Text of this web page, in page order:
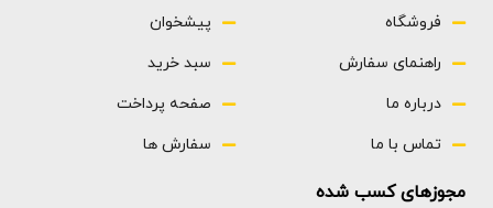
فروشگاه
راهنمای سفارش
درباره ما
تماس با ما
پیشخوان
سبد خرید
صفحه پرداخت
سفارش ها
مجوزهای کسب شده